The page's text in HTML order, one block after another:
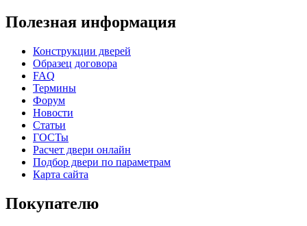
Полезная информация
Конструкции дверей
Образец договора
FAQ
Термины
Форум
Новости
Статьи
ГОСТы
Расчет двери онлайн
Подбор двери по параметрам
Карта сайта
Покупателю